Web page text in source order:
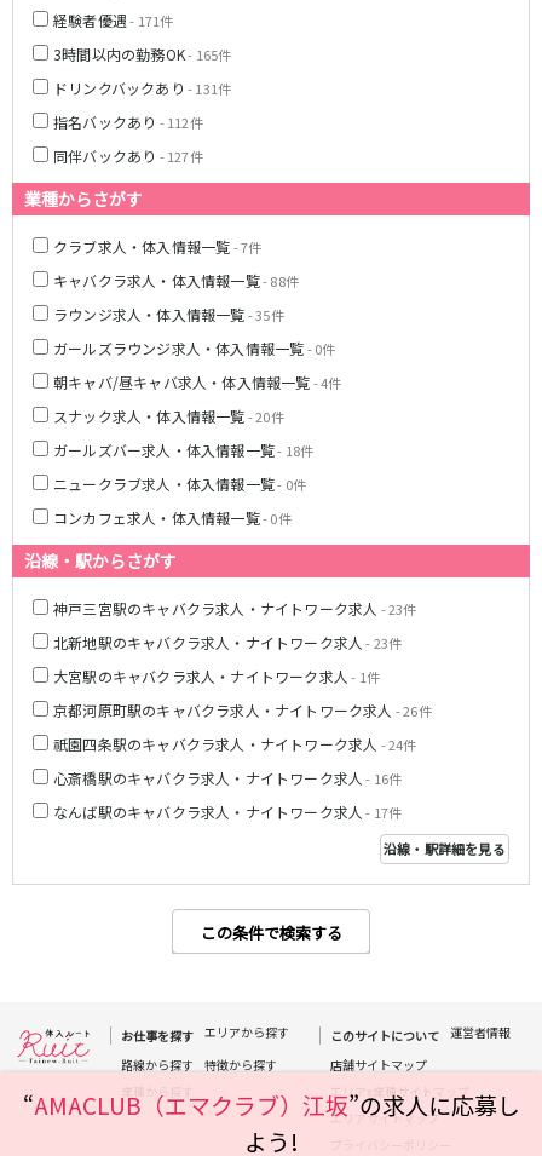
経験者優遇- 171件
3時間以内の勤務OK- 165件
ドリンクバックあり - 131件
指名バックあり - 112件
同伴バックあり - 127件
業種からさがす
クラブ求人・体入情報一覧- 7件
キャバクラ求人・体入情報一覧- 88件
ラウンジ求人・体入情報一覧- 35件
ガールズラウンジ求人・体入情報一覧- 0件
朝キャバ/昼キャバ求人・体入情報一覧- 4件
スナック求人・体入情報一覧- 20件
ガールズバー求人・体入情報一覧- 18件
ニュークラブ求人・体入情報一覧- 0件
コンカフェ求人・体入情報一覧- 0件
沿線・駅からさがす
神戸三宮駅のキャバクラ求人・ナイトワーク求人 - 23件
北新地駅のキャバクラ求人・ナイトワーク求人 - 23件
大宮駅のキャバクラ求人・ナイトワーク求人 - 1件
京都河原町駅のキャバクラ求人・ナイトワーク求人 - 26件
祇園四条駅のキャバクラ求人・ナイトワーク求人 - 24件
心斎橋駅のキャバクラ求人・ナイトワーク求人 - 16件
なんば駅のキャバクラ求人・ナイトワーク求人 - 17件
沿線・駅詳細を見る
この条件で検索する
JR山陽本線(神戸線)(神戸～姫路)
姫路駅
山陽電鉄本線
山陽姫路駅
播磨町駅
山陽明石駅
阪急宝塚本線
十三駅
阪神本線
神戸三宮駅
尼崎駅
出屋敷駅
姫路駅
大阪駅
京橋駅
天満駅
弁天町駅
北浜駅
近鉄日本橋駅 布施駅
Osaka Metro千日前線
お仕事を探す エリアから探す
路線から探す
特徴から探す
業種から探す
このサイトについて
運営者情報
店舗サイトマップ
エリアx業種サイトマップ
エリアサイトマップ
“AMACLUB（エマクラブ）江坂”の求人に応募し
よう!